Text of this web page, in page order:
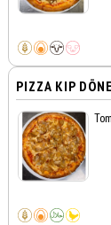
PIZZA KIP